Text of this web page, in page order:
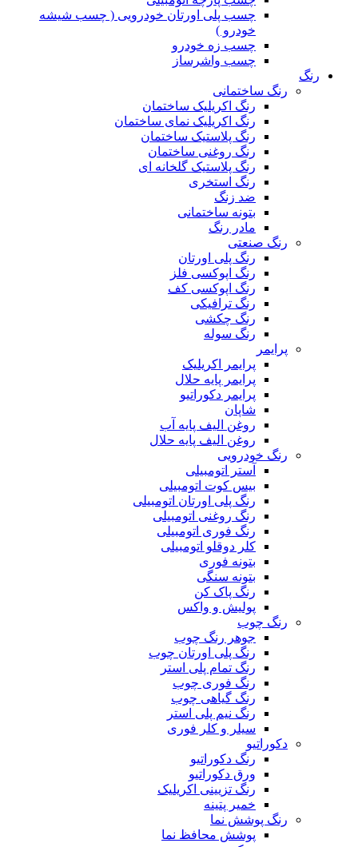
چسب پلی اورتان خودرویی ( چسب شیشه
خودرو )
چسب زه خودرو
چسب واشرساز
رنگ
رنگ ساختمانی
رنگ اکریلیک ساختمان
رنگ اکریلیک نمای ساختمان
رنگ پلاستیک ساختمان
رنگ روغنی ساختمان
رنگ پلاستیک گلخانه ای
رنگ استخری
ضد زنگ
بتونه ساختمانی
مادر رنگ
رنگ صنعتی
رنگ پلی اورتان
رنگ اپوکسی فلز
رنگ اپوکسی کف
رنگ ترافیکی
رنگ چکشی
رنگ سوله
پرایمر
پرایمر اکریلیک
پرایمر پایه حلال
پرایمر دکوراتیو
شاپان
روغن الیف پایه آب
روغن الیف پایه حلال
رنگ خودرویی
آستر اتومبیلی
بیس کوت اتومبیلی
رنگ پلی اورتان اتومبیلی
رنگ روغنی اتومبیلی
رنگ فوری اتومبیلی
کلر دوقلو اتومبیلی
بتونه فوری
بتونه سنگی
رنگ پاک کن
پولیش و واکس
رنگ چوب
جوهر رنگ چوب
رنگ پلی اورتان چوب
رنگ تمام پلی استر
رنگ فوری چوب
رنگ گیاهی چوب
رنگ نیم پلی استر
سیلر و کلر فوری
دکوراتیو
رنگ دکوراتیو
ورق دکوراتیو
رنگ تزیینی اکریلیک
خمیر پتینه
رنگ پوشش نما
پوشش محافظ نما